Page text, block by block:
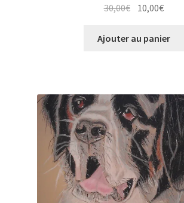
30,00€ Le
initial
10,00€Le
actuel
Ajouter au panier